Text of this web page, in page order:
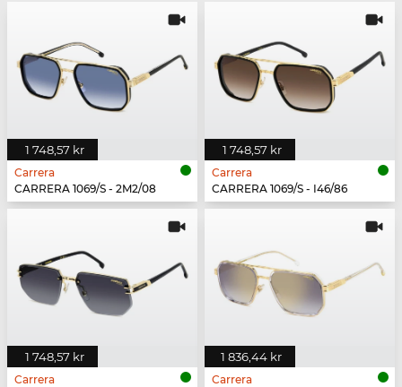
1 748,57 kr
Carrera
CARRERA 1069/S - 2M2/08
1 748,57 kr
Carrera
CARRERA 1069/S - I46/86
1 748,57 kr
Carrera
1 836,44 kr
Carrera